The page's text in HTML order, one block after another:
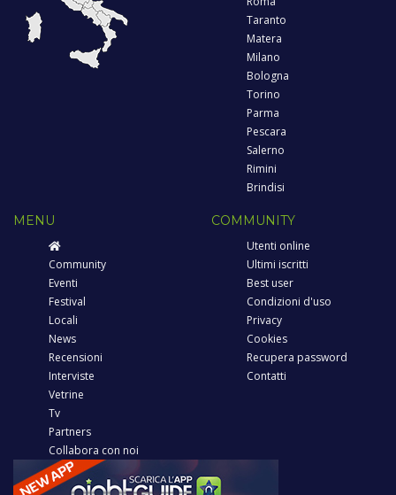
Taranto
Matera
Milano
Bologna
Torino
Parma
Pescara
Salerno
Rimini
Brindisi
MENU
Community
Eventi
Festival
Locali
News
Recensioni
Interviste
Vetrine
Tv
Partners
Collabora con noi
COMMUNITY
Utenti online
Ultimi iscritti
Best user
Condizioni d'uso
Privacy
Cookies
Recupera password
Contatti